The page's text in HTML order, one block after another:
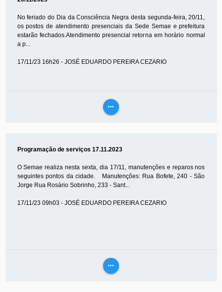
No feriado do Dia da Consciência Negra desta segunda-feira, 20/11,
os postos de atendimento presenciais da Sede Semae e prefeitura
estarão fechados.Atendimento presencial retorna em horário normal
a p...
17/11/23 16h26 - JOSÉ EDUARDO PEREIRA CEZARIO
more_horiz
Programação de serviços 17.11.2023
O Semae realiza nesta sexta, dia 17/11, manutenções e reparos nos
seguintes pontos da cidade. Manutenções: Rua Bofete, 240 - São
Jorge Rua Rosário Sobrinho, 233 - Sant...
17/11/23 09h03 - JOSÉ EDUARDO PEREIRA CEZARIO
more_horiz